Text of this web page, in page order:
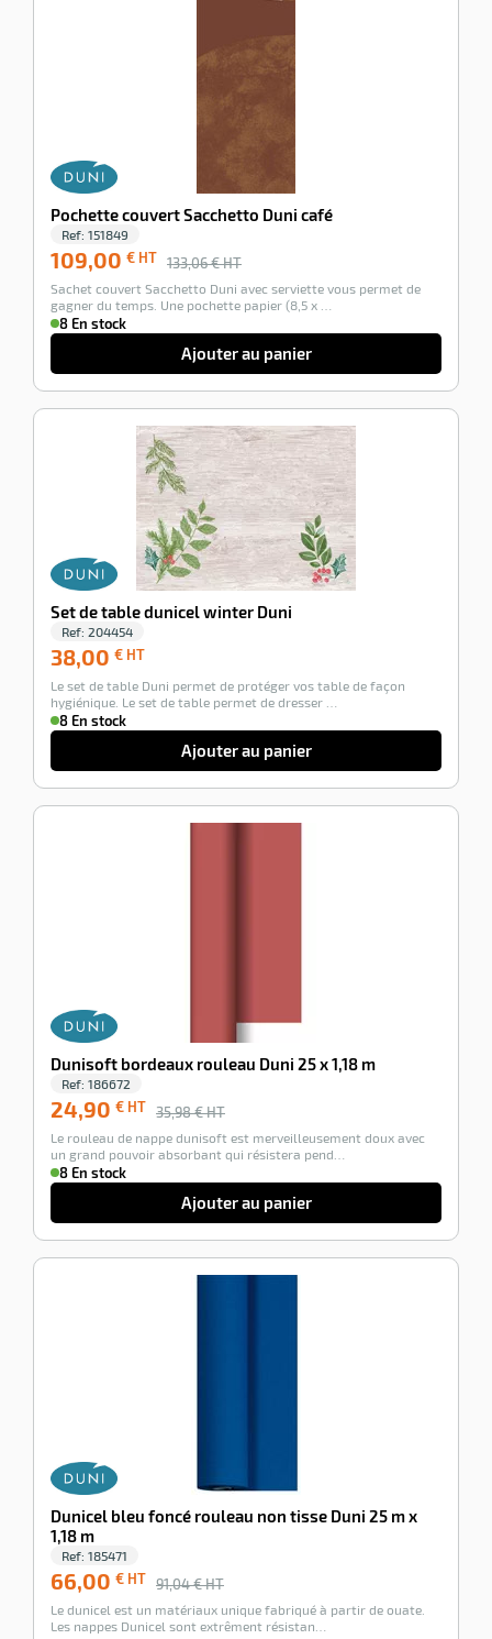
Pochette couvert Sacchetto Duni café
Ref: 151849
109,00 € HT 133,06 € HT
Sachet couvert Sacchetto Duni avec serviette vous permet de
gagner du temps. Une pochette papier (8,5 x …
8 En stock
Ajouter au panier
Set de table dunicel winter Duni
Ref: 204454
38,00 € HT
HT
Le set de table Duni permet de protéger vos table de façon
hygiénique. Le set de table permet de dresser …
8 En stock
Ajouter au panier
Dunisoft bordeaux rouleau Duni 25 x 1,18 m
Ref: 186672
24,90 € HT 35,98 € HT
Le rouleau de nappe dunisoft est merveilleusement doux avec
un grand pouvoir absorbant qui résistera pend…
8 En stock
Ajouter au panier
Dunicel bleu foncé rouleau non tisse Duni 25 m x
1,18 m
Ref: 185471
66,00 € HT 91,04 € HT
Le dunicel est un matériaux unique fabriqué à partir de ouate.
Les nappes Dunicel sont extrêment résistan…